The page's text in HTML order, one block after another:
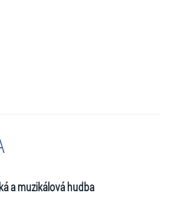
a muzikálová hudba